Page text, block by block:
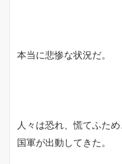
本当に悲惨な状況だ。
人々は恐れ、慌てふた
国軍が出動してきた。